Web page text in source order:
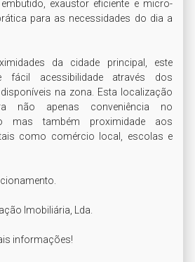
exaustor eficiente e micro-
para as necessidades do dia a
da cidade principal, este
fácil acessibilidade através dos
na zona. Esta localização
não apenas conveniência no
mas também proximidade aos
como comércio local, escolas e
Imobiliária, Lda.
informações!